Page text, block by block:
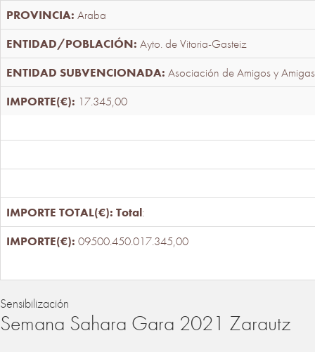
Araba
Ayto. de Vitoria-Gasteiz
Asociación de Amigos y
17.345,00
Total:
09500.450.017.345,00
Sensibilización
Semana Sahara Gara 2021 Zarautz